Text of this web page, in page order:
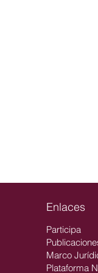
Enlaces
Participa
Marco
Plataforma